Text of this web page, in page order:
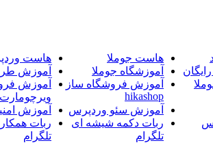
هاست جوملا
هاست
آموزشگاه جوملا
آموزش
آموزش فروشگاه ساز
hikashop
آموزش
ویرچومارت
آموزش سئو وردپرس
آموزش
ربات دکمه شیشه ای
تلگرام
ربات
تلگرام